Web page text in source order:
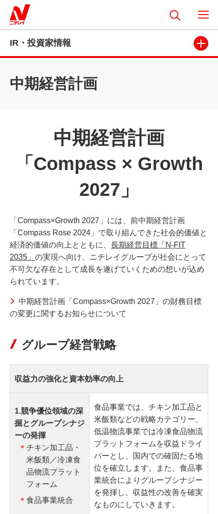
IR・投資家情報
中期経営計画
中期経営計画
「Compass × Growth
2027」
「Compass×Growth 2027」には、前中期経営計画
「Compass Rose 2024」で取り組んできた社会的価値と
経済的価値の向上とともに、 長期経営目標「N-FIT
2035」 の実現へ向け、ニチレイグループが社会にとって
不可欠な存在として成長を遂げていくための想いが込め
られています。
中期経営計画「Compass×Growth 2027」の財務目標
の変更に関するお知らせについて
グループ経営戦略
収益力の強化と資本効率の向上
1.競争優位領域の深
掘とグループシナジ
ーの発揮
チキン加工品・
米飯類／冷凍食
品物流プラット
フォーム
食品事業統合
食品事業では、チキン加工品と
米飯類などの戦略カテゴリー、
低温物流事業では冷凍食品物流
プラットフォームを収益ドライ
バーとし、国内での確固たる地
位を確立します。また、食品事
業統合によりグループシナジー
を発揮し、収益性の改善を確実
なものにしていきます。